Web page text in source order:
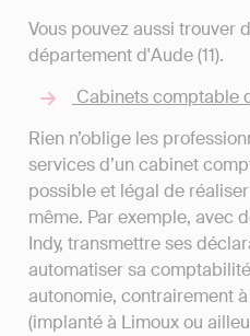
Vous pouvez aussi trouver
département d'Aude (11).
Cabinets comptable
Rien n’oblige les
services d’un cabinet
possible et légal de
même. Par exemple, avec
Indy, transmettre ses
automatiser sa
autonomie, contrairement
(implanté à Limoux ou